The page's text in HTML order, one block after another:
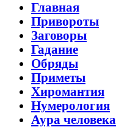
Главная
Привороты
Заговоры
Гадание
Обряды
Приметы
Хиромантия
Нумерология
Аура человека